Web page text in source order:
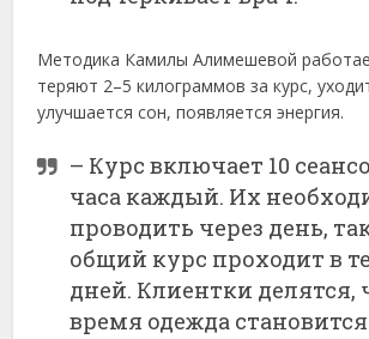
Методика Камилы Алимешевой
теряют 2–5 килограммов за курс,
улучшается сон, появляется энергия.
– Курс включает 10
часа каждый. Их
проводить через день,
общий курс проходит в
дней. Клиентки делятся,
время одежда